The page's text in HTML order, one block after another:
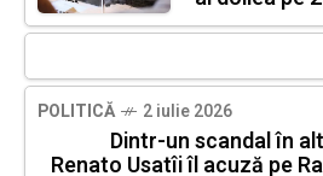
POLITICĂ 2 iulie 2026
Dintr-un scandal în
Renato Usatîi îl acuză pe